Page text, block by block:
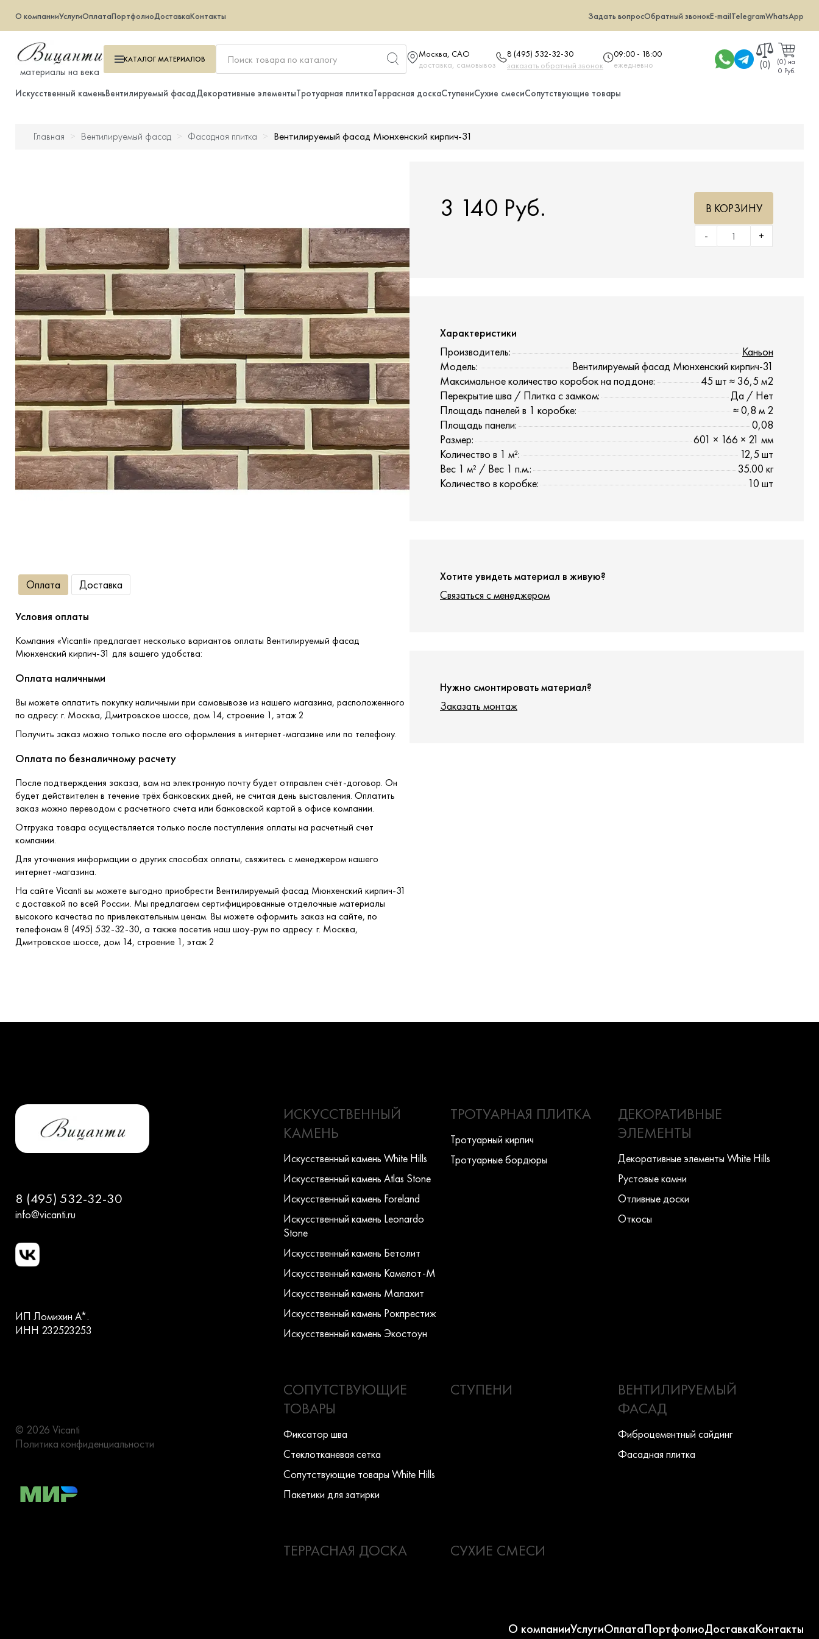
О компанииУслугиОплатаПортфолиоДоставкаКонтакты Задать вопросОбратный звонокE-mailTelegramWhatsApp
материалы на века
КАТАЛОГМАТЕРИАЛОВ
Москва, САО
доставка, самовывоз
8 (495) 532-32-30
заказать обратный звонок
09:00 - 18:00
ежедневно
(0) (0) на
0 Руб.
Искусственный каменьВентилируемый фасадДекоративные элементыТротуарная плиткаТеррасная доскаСтупениСухие смесиСопутствующие товары
Тротуарная плитка
Террасная доска
Ступени
Сухие смеси
Сопутствующие товары
Главная Вентилируемый фасад Фасадная плитка Вентилируемый фасад Мюнхенский кирпич-31
Оплата Доставка
Условия оплаты
Компания «Vicanti» предлагает несколько вариантов оплаты Вентилируемый фасад
Мюнхенский кирпич-31 для вашего удобства:
Оплата наличными
Вы можете оплатить покупку наличными при самовывозе из нашего магазина, расположенного
по адресу: г. Москва, Дмитровское шоссе, дом 14, строение 1, этаж 2
Получить заказ можно только после его оформления в интернет-магазине или по телефону.
Оплата по безналичному расчету
После подтверждения заказа, вам на электронную почту будет отправлен счёт-договор. Он
будет действителен в течение трёх банковских дней, не считая день выставления. Оплатить
заказ можно переводом с расчетного счета или банковской картой в офисе компании.
Отгрузка товара осуществляется только после поступления оплаты на расчетный счет
компании.
Для уточнения информации о других способах оплаты, свяжитесь с менеджером нашего
интернет-магазина.
На сайте Vicanti вы можете выгодно приобрести Вентилируемый фасад Мюнхенский кирпич-31
с доставкой по всей России. Мы предлагаем сертифицированные отделочные материалы
высокого качества по привлекательным ценам. Вы можете оформить заказ на сайте, по
телефонам 8 (495) 532-32-30, а также посетив наш шоу-рум по адресу: г. Москва,
Дмитровское шоссе, дом 14, строение 1, этаж 2
3 140 Руб.
+
-
В КОРЗИНУ
Характеристики
Производитель:
Каньон
Модель:
Вентилируемый фасад Мюнхенский кирпич-31
Максимальное количество коробок на поддоне:
45 шт ≈ 36,5 м2
Перекрытие шва / Плитка с замком:
Да / Нет
Площадь панелей в 1 коробке:
≈ 0,8 м 2
Площадь панели:
0,08
Размер:
601 × 166 × 21 мм
Количество в 1 м²:
12,5 шт
Вес 1 м² / Вес 1 п.м.:
35.00 кг
Количество в коробке:
10 шт
Хотите увидеть материал в живую?
Связаться с менеджером
Нужно смонтировать материал?
Заказать монтаж
8 (495) 532-32-30
info@vicanti.ru
ИП Ломихин А*.
ИНН 232523253
© 2026 Vicanti
Политика конфиденциальности
ИСКУССТВЕННЫЙ
КАМЕНЬ
Искусcтвенный камень White Hills
Искусcтвенный камень Atlas Stone
Искусcтвенный камень Foreland
Искусcтвенный камень Leonardo
Stone
Искусcтвенный камень Бетолит
Искусcтвенный камень Камелот-М
Искусcтвенный камень Малахит
Искусcтвенный камень Рокпрестиж
Искусcтвенный камень Экостоун
ТРОТУАРНАЯ ПЛИТКА
Тротуарный кирпич
Тротуарные бордюры
ДЕКОРАТИВНЫЕ
ЭЛЕМЕНТЫ
Декоративные элементы White Hills
Рустовые камни
Отливные доски
Откосы
СОПУТСТВУЮЩИЕ
ТОВАРЫ
Фиксатор шва
Стеклотканевая сетка
Сопутствующие товары White Hills
Пакетики для затирки
СТУПЕНИ
ВЕНТИЛИРУЕМЫЙ
ФАСАД
Фиброцементный сайдинг
Фасадная плитка
ТЕРРАСНАЯ ДОСКА СУХИЕ СМЕСИ
О компанииУслугиОплатаПортфолиоДоставкаКонтакты